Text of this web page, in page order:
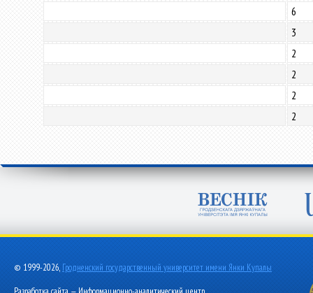
6
3
2
2
2
2
© 1999-2026, Гродненский государственный университет имени Янки Купалы